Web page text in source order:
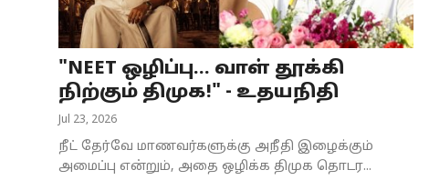
Tamilnadu
National
"NEET ஒழிப்பு... வாள் தூக்கி
நிற்கும் திமுக!" - உதயநிதி
Jul 23, 2026
நீட் தேர்வே மாணவர்களுக்கு அநீதி இழைக்கும்
அமைப்பு என்றும், அதை ஒழிக்க திமுக தொடர...